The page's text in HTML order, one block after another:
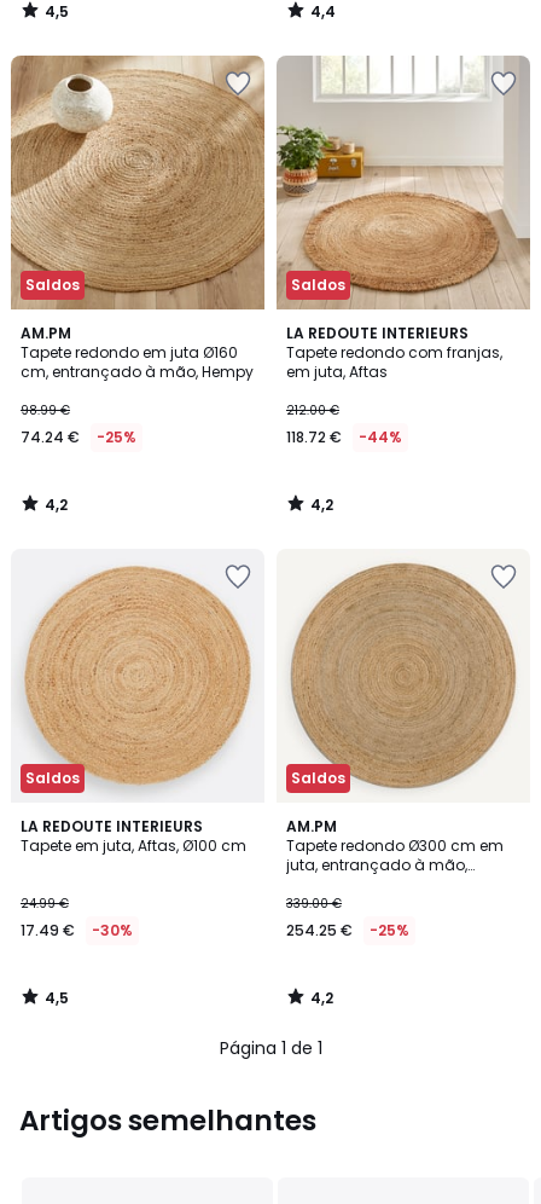
4,5
/
4,4
/
Saldos
AM.PM
Tapete redondo em juta Ø160
cm, entrançado à mão, Hempy
98.99 €
74.24 € -25%
4,2
/ 5
4,2
/
Saldos
LA REDOUTE INTERIEURS
Tapete redondo com franjas,
em juta, Aftas
212.00 €
118.72 € -44%
4,2
/ 5
4,2
/
Saldos
LA REDOUTE INTERIEURS
Tapete em juta, Aftas, Ø100 cm
24.99 €
17.49 € -30%
4,5
/ 5
4,5
/
Saldos
AM.PM
Tapete redondo Ø300 cm em
juta, entrançado à mão,
339.00 €
254.25 € -25%
4,2
/ 5
4,2
/
Página 1 de 1
Artigos semelhantes